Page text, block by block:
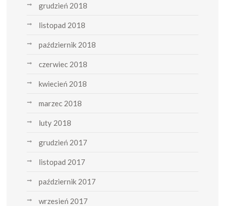
grudzień 2018
listopad 2018
październik 2018
czerwiec 2018
kwiecień 2018
marzec 2018
luty 2018
grudzień 2017
listopad 2017
październik 2017
wrzesień 2017